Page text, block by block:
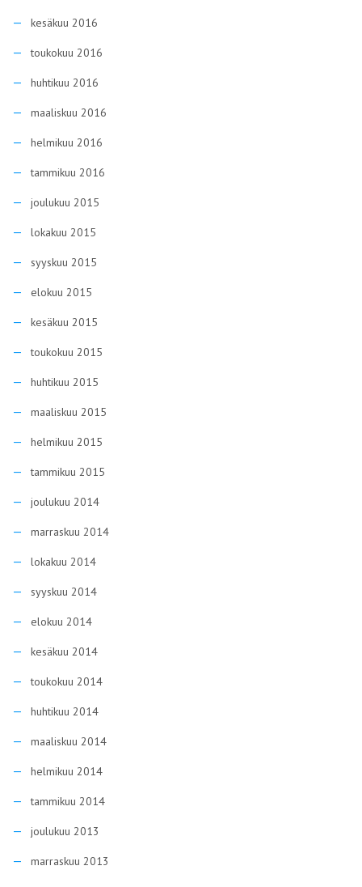
kesäkuu 2016
toukokuu 2016
huhtikuu 2016
maaliskuu 2016
helmikuu 2016
tammikuu 2016
joulukuu 2015
lokakuu 2015
syyskuu 2015
elokuu 2015
kesäkuu 2015
toukokuu 2015
huhtikuu 2015
maaliskuu 2015
helmikuu 2015
tammikuu 2015
joulukuu 2014
marraskuu 2014
lokakuu 2014
syyskuu 2014
elokuu 2014
kesäkuu 2014
toukokuu 2014
huhtikuu 2014
maaliskuu 2014
helmikuu 2014
tammikuu 2014
joulukuu 2013
marraskuu 2013